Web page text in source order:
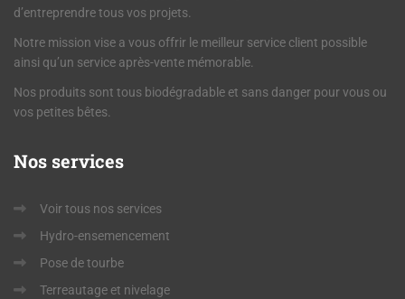
d’entreprendre tous vos projets.
Notre mission vise a vous offrir le meilleur service client possible
ainsi qu’un service après-vente mémorable.
Nos produits sont tous biodégradable et sans danger pour vous ou
vos petites bêtes.
Nos services
Voir tous nos services
Hydro-ensemencement
Pose de tourbe
Terreautage et nivelage